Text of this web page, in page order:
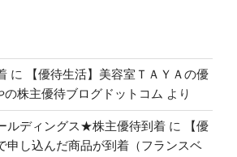
に
【優待生活】美容室ＴＡＹＡの優
株主優待ブログドットコム より
ルディングス★株主優待到着 に
【優
申し込んだ商品が到着（フランスベ